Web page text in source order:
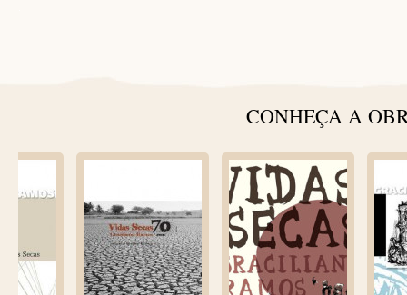
CONHEÇA A